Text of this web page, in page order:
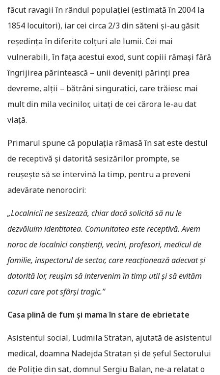
făcut ravagii în rândul populației (estimată în 2004 la
1854 locuitori), iar cei circa 2/3 din săteni şi-au găsit
reşedinţa în diferite colțuri ale lumii. Cei mai
vulnerabili, în fața acestui exod, sunt copiii rămași fără
îngrijirea părintească – unii deveniți părinți prea
devreme, alţii – bătrâni singuratici, care trăiesc mai
mult din mila vecinilor, uitați de cei cărora le-au dat
viață.
Primarul spune că populația rămasă în sat este destul
de receptivă și datorită sesizărilor prompte, se
reușește să se intervină la timp, pentru a preveni
adevărate nenorociri:
„Localnicii ne sesizează, chiar dacă solicită să nu le
dezvăluim identitatea. Comunitatea este receptivă. Avem
noroc de localnici conștienți, vecini, profesori, medicul de
familie, inspectorul de sector, care reacționează adecvat și
datorită lor, reușim să intervenim în timp util și să evităm
cazuri care pot sfârși tragic.”
Casa plină de fum şi mama în stare de ebrietate
Asistentul social, Ludmila Stratan, ajutată de asistentul
medical, doamna Nadejda Stratan și de șeful Sectorului
de Poliție din sat, domnul Sergiu Balan, ne-a relatat o